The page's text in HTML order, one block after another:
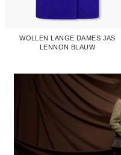
WOLLEN LANGE DAMES JAS
LENNON BLAUW